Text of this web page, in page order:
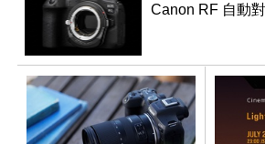
Canon RF 自動